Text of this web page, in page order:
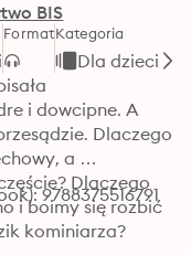
BIS
FormatKategoria
Dla dzieci
i dowcipne. A
Dlaczego
a
Dlaczego
i boimy się rozbić
kominiarza?
9788375516791